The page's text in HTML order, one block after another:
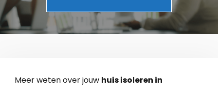
Meer weten over jouw huis isoleren in